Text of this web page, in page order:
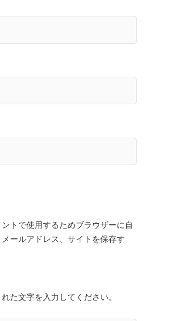
トで使用するためブラウザーに自
ールアドレス、サイトを保存す
れた文字を入力してください。